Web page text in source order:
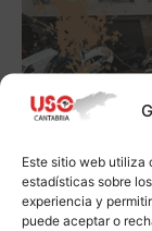
Este sitio web utiliza
estadísticas sobre
experiencia y
puede aceptar o